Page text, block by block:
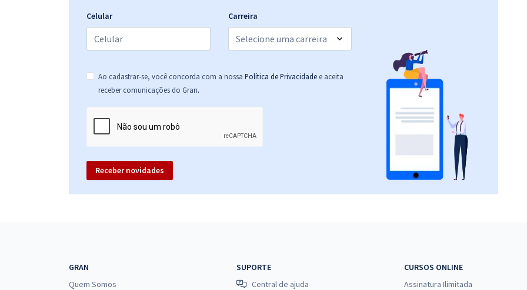
CREA MT - Conselho Regional de Engenharia e
edital)
R$ 391,84à vista
32,65
(-20%)
Celular Carreira
Ao cadastrar-se, você concorda com a nossa Política de Privacidade e aceita
receber comunicações do Gran.
Receber novidades
GRAN
Quem Somos
SUPORTE
Central de ajuda
CURSOS ONLINE
Assinatura Ilimitada